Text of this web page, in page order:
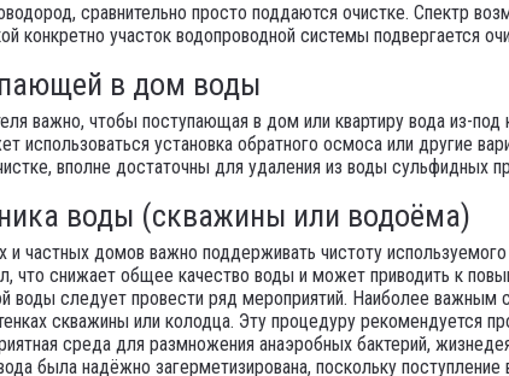
сравнительно просто поддаются очистке. Спектр
конкретно участок водопроводной системы подвергается
в дом воды
важно, чтобы поступающая в дом или квартиру вода из-
использоваться установка обратного осмоса или другие
вполне достаточны для удаления из воды сульфидных
воды (скважины или водоёма)
частных домов важно поддерживать чистоту
что снижает общее качество воды и может приводить к
воды следует провести ряд мероприятий. Наиболее важным
скважины или колодца. Эту процедуру рекомендуется
среда для размножения анаэробных бактерий,
была надёжно загерметизирована, поскольку